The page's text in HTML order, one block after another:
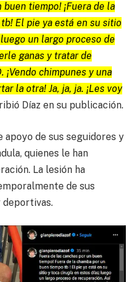
buen tiempo! ¡Fuera de la
El pie ya está en su sitio
un largo proceso de
ganas y tratar de
chimpunes y una
la otra! Ja, ja, ja. ¡Les voy
Díaz en su publicación.
apoyo de sus seguidores y
quienes le han
La lesión ha
de sus
deportivas.